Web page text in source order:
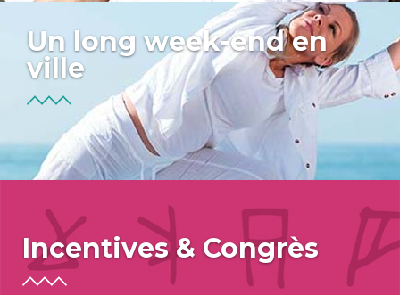
Un long week-end en
ville
Incentives & Congrès